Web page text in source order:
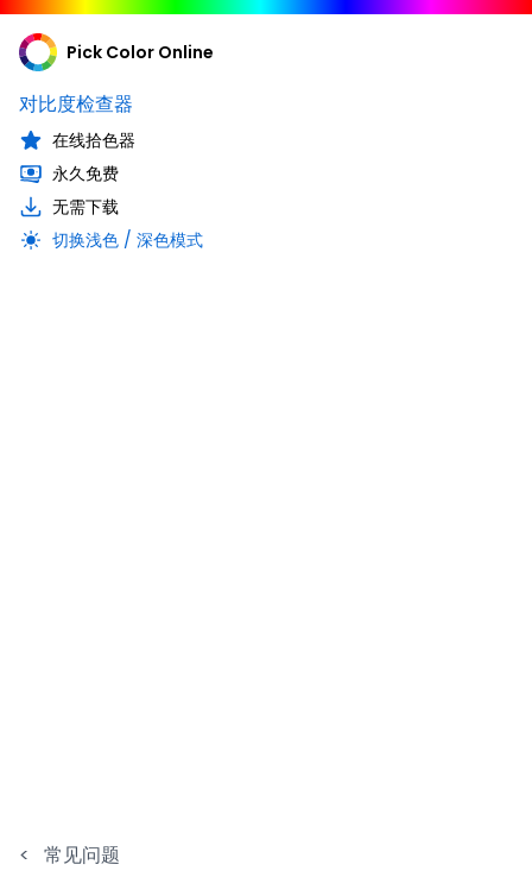
Pick Color Online
对比度检查器
在线拾色器
永久免费
无需下载
切换浅色 / 深色模式
< 常见问题